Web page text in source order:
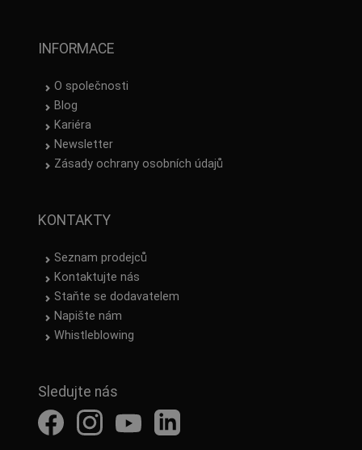
INFORMACE
O společnosti
Blog
Kariéra
Newsletter
Zásady ochrany osobních údajů
KONTAKTY
Seznam prodejců
Kontaktujte nás
Staňte se dodavatelem
Napište nám
Whistleblowing
Sledujte nás